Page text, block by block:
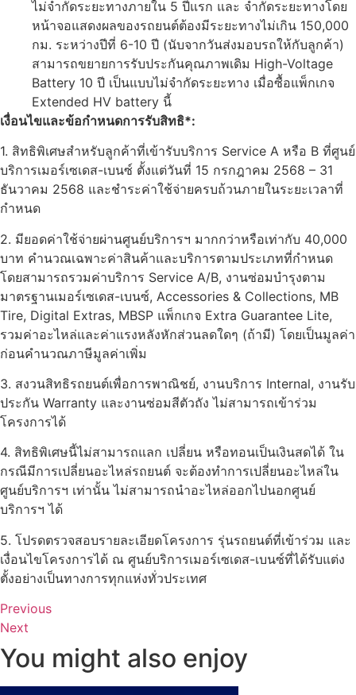
ไม่จำกัดระยะทางภายใน 5 ปีแรก และ จำกัดระยะทางโดย
หน้าจอแสดงผลของรถยนต์ต้องมีระยะทางไม่เกิน 150,000
กม. ระหว่างปีที่ 6-10 ปี (นับจากวันส่งมอบรถให้กับลูกค้า)
สามารถขยายการรับประกันคุณภาพเดิม High-Voltage
Battery 10 ปี เป็นแบบไม่จำกัดระยะทาง เมื่อซื้อแพ็กเกจ
Extended HV battery นี้
เงื่อนไขและข้อกำหนดการรับสิทธิ*:
1. สิทธิพิเศษสำหรับลูกค้าที่เข้ารับบริการ Service A หรือ B ที่ศูนย์
บริการเมอร์เซเดส-เบนซ์ ตั้งแต่วันที่ 15 กรกฎาคม 2568 – 31
ธันวาคม 2568 และชำระค่าใช้จ่ายครบถ้วนภายในระยะเวลาที่
กำหนด
2. มียอดค่าใช้จ่ายผ่านศูนย์บริการฯ มากกว่าหรือเท่ากับ 40,000
บาท คำนวณเฉพาะค่าสินค้าและบริการตามประเภทที่กำหนด
โดยสามารถรวมค่าบริการ Service A/B, งานซ่อมบำรุงตาม
มาตรฐานเมอร์เซเดส-เบนซ์, Accessories & Collections, MB
Tire, Digital Extras, MBSP แพ็กเกจ Extra Guarantee Lite,
รวมค่าอะไหล่และค่าแรงหลังหักส่วนลดใดๆ (ถ้ามี) โดยเป็นมูลค่า
ก่อนคำนวณภาษีมูลค่าเพิ่ม
3. สงวนสิทธิรถยนต์เพื่อการพาณิชย์, งานบริการ Internal, งานรับ
ประกัน Warranty และงานซ่อมสีตัวถัง ไม่สามารถเข้าร่วม
โครงการได้
4. สิทธิพิเศษนี้ไม่สามารถแลก เปลี่ยน หรือทอนเป็นเงินสดได้ ใน
กรณีมีการเปลี่ยนอะไหล่รถยนต์ จะต้องทำการเปลี่ยนอะไหล่ใน
ศูนย์บริการฯ เท่านั้น ไม่สามารถนำอะไหล่ออกไปนอกศูนย์
บริการฯ ได้
5. โปรดตรวจสอบรายละเอียดโครงการ รุ่นรถยนต์ที่เข้าร่วม และ
เงื่อนไขโครงการได้ ณ ศูนย์บริการเมอร์เซเดส-เบนซ์ที่ได้รับแต่ง
ตั้งอย่างเป็นทางการทุกแห่งทั่วประเทศ
Previous
Next
You might also enjoy